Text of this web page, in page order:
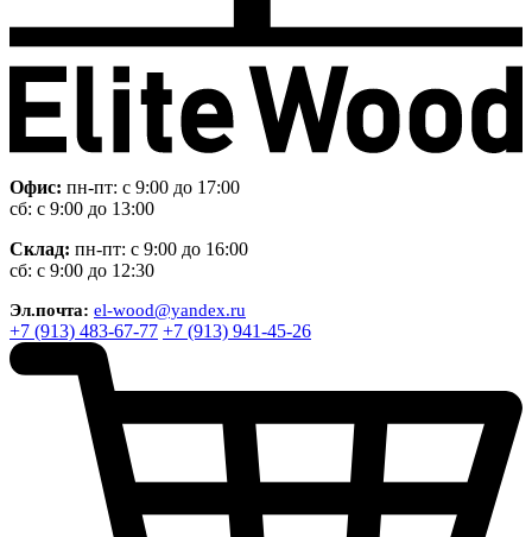
Офис: пн-пт: с 9:00 до 17:00
сб: с 9:00 до 13:00
Склад: пн-пт: с 9:00 до 16:00
сб: с 9:00 до 12:30
Эл.почта: el-wood@yandex.ru
+7 (913) 483-67-77 +7 (913) 941-45-26